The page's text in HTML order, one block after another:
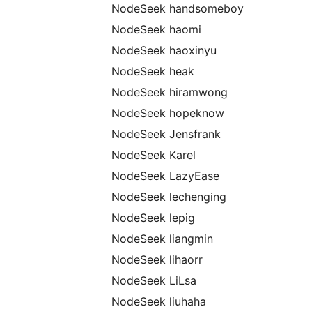
NodeSeek handsomeboy
NodeSeek haomi
NodeSeek haoxinyu
NodeSeek heak
NodeSeek hiramwong
NodeSeek hopeknow
NodeSeek Jensfrank
NodeSeek Karel
NodeSeek LazyEase
NodeSeek lechenging
NodeSeek lepig
NodeSeek liangmin
NodeSeek lihaorr
NodeSeek LiLsa
NodeSeek liuhaha